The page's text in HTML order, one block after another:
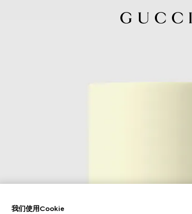
我们使用Cookie